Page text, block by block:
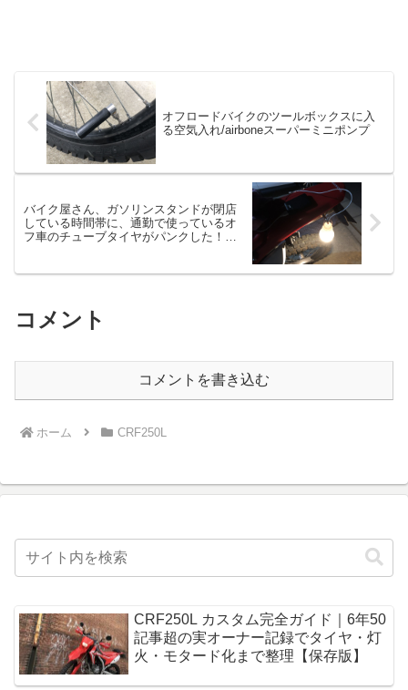
オフロードバイクのツールボックスに入
る空気入れ/airboneスーパーミニポンプ
バイク屋さん、ガソリンスタンドが閉店
している時間帯に、通勤で使っているオ
フ車のチューブタイヤがパンクした！
コメント
コメントを書き込む
ホーム CRF250L
CRF250L カスタム完全ガイド｜6年50
記事超の実オーナー記録でタイヤ・灯
火・モタード化まで整理【保存版】